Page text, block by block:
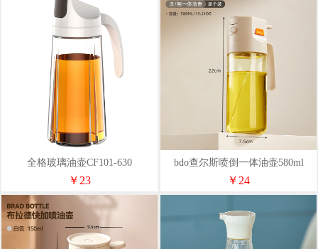
全格玻璃油壶CF101-630
￥23
bdo查尔斯喷倒一体油壶580ml
￥24